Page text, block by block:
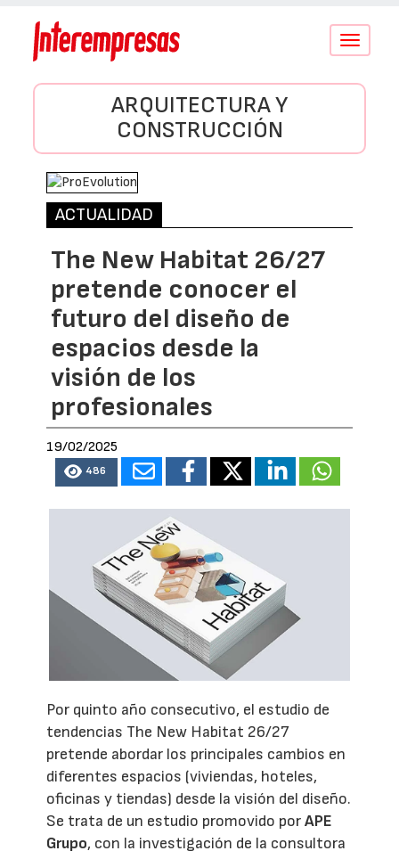
Conmutar
ARQUITECTURA Y
CONSTRUCCIÓN
ACTUALIDAD
The New Habitat 26/27
pretende conocer el
futuro del diseño de
espacios desde la
visión de los
profesionales
19/02/2025
486
Por quinto año consecutivo, el estudio de
tendencias The New Habitat 26/27
pretende abordar los principales cambios en
diferentes espacios (viviendas, hoteles,
oficinas y tiendas) desde la visión del diseño.
Se trata de un estudio promovido porAPE
Grupo, con la investigación de la consultora